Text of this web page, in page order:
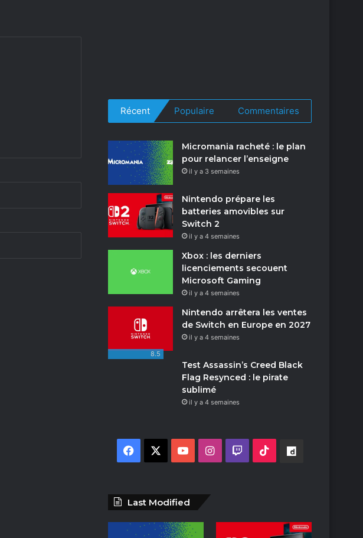
Récent Populaire Commentaires
Micromania racheté : le plan
pour relancer l’enseigne
il y a 3 semaines
Nintendo prépare les
batteries amovibles sur
Switch 2
il y a 4 semaines
Xbox : les derniers
licenciements secouent
Microsoft Gaming
il y a 4 semaines
Nintendo arrêtera les ventes
de Switch en Europe en 2027
il y a 4 semaines
8.5
Test Assassin’s Creed Black
Flag Resynced : le pirate
sublimé
il y a 4 semaines
F
c
e
Y
u
T
I
t
t
T
l
Last Modified